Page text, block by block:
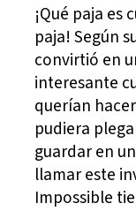
¡Qué paja
paja! Según
convirtió en
interesante
querían
pudiera
guardar en
llamar este
Impossible